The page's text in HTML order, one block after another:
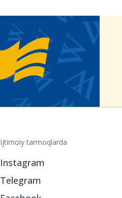
Ijtimoiy tarmoqlarda
Instagram
Telegram